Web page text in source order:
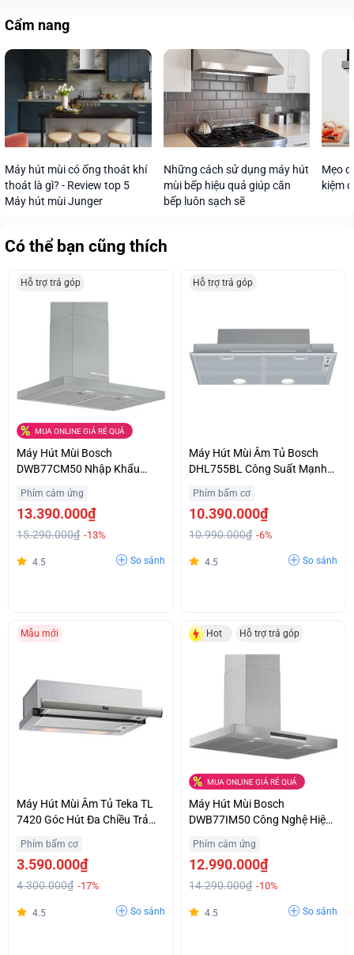
Cẩm nang
Máy hút mùi có ống thoát khí
thoát là gì? - Review top 5
Máy hút mùi Junger
Những cách sử dụng máy hút
mùi bếp hiệu quả giúp căn
bếp luôn sạch sẽ
Mẹo
kiệm
Có thể bạn cũng thích
Hỗ trợ trả góp
MUA ONLINE GIÁ RẺ QUÁ
Máy Hút Mùi Bosch
DWB77CM50 Nhập Khẩu
Tốt Hỗ Trợ Trả Góp
Phím cảm ứng
13.390.000₫
15.290.000₫ -13%
4.5 So sánh
Hỗ trợ trả góp
Máy Hút Mùi Âm Tủ Bosch
DHL755BL Công Suất Mạnh
Khử Sạch Mùi Giá Ưu Đãi
Phím bấm cơ
10.390.000₫
10.990.000₫ -6%
4.5 So sánh
Mẫu mới
Máy Hút Mùi Âm Tủ Teka TL
7420 Góc Hút Đa Chiều Trả
Phím bấm cơ
3.590.000₫
4.300.000₫ -17%
4.5 So sánh
Hot Hỗ trợ trả góp
MUA ONLINE GIÁ RẺ QUÁ
Máy Hút Mùi Bosch
DWB77IM50 Công Nghệ Hiện
Phím cảm ứng
12.990.000₫
14.290.000₫ -10%
4.5 So sánh